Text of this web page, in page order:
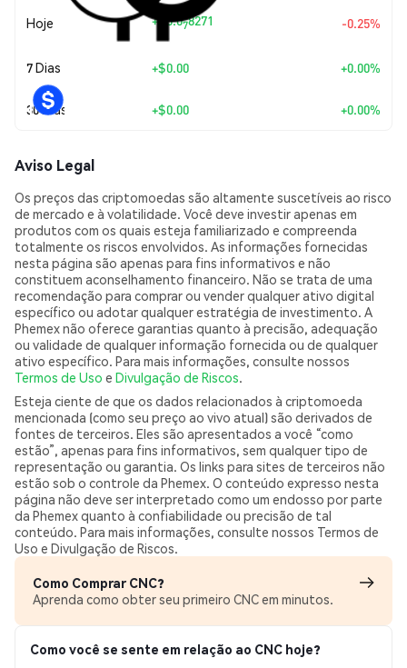
Hoje + $0.078271 -0.25%
7 Dias +$0.00 +0.00%
30 Dias +$0.00 +0.00%
Aviso Legal
Os preços das criptomoedas são altamente suscetíveis ao risco
de mercado e à volatilidade. Você deve investir apenas em
produtos com os quais esteja familiarizado e compreenda
totalmente os riscos envolvidos. As informações fornecidas
nesta página são apenas para fins informativos e não
constituem aconselhamento financeiro. Não se trata de uma
recomendação para comprar ou vender qualquer ativo digital
específico ou adotar qualquer estratégia de investimento. A
Phemex não oferece garantias quanto à precisão, adequação
ou validade de qualquer informação fornecida ou de qualquer
ativo específico. Para mais informações, consulte nossos
Termos de Uso e Divulgação de Riscos.
Esteja ciente de que os dados relacionados à criptomoeda
mencionada (como seu preço ao vivo atual) são derivados de
fontes de terceiros. Eles são apresentados a você “como
estão”, apenas para fins informativos, sem qualquer tipo de
representação ou garantia. Os links para sites de terceiros não
estão sob o controle da Phemex. O conteúdo expresso nesta
página não deve ser interpretado como um endosso por parte
da Phemex quanto à confiabilidade ou precisão de tal
conteúdo. Para mais informações, consulte nossos Termos de
Uso e Divulgação de Riscos.
Como Comprar CNC?
Aprenda como obter seu primeiro CNC em minutos.
Como você se sente em relação ao CNC hoje?